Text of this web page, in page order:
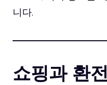
니다.
쇼핑과 환